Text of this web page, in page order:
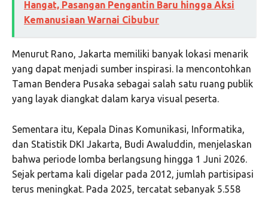
Hangat, Pasangan Pengantin Baru hingga Aksi
Kemanusiaan Warnai Cibubur
Menurut Rano, Jakarta memiliki banyak lokasi menarik
yang dapat menjadi sumber inspirasi. Ia mencontohkan
Taman Bendera Pusaka sebagai salah satu ruang publik
yang layak diangkat dalam karya visual peserta.
Sementara itu, Kepala Dinas Komunikasi, Informatika,
dan Statistik DKI Jakarta, Budi Awaluddin, menjelaskan
bahwa periode lomba berlangsung hingga 1 Juni 2026.
Sejak pertama kali digelar pada 2012, jumlah partisipasi
terus meningkat. Pada 2025, tercatat sebanyak 5.558